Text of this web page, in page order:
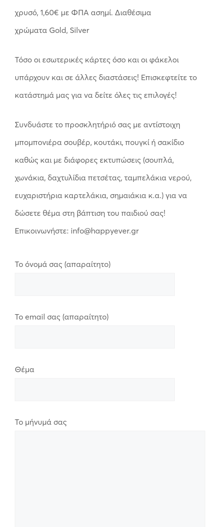
χρυσό, 1,60€ με ΦΠΑ ασημί. Διαθέσιμα
χρώματα Gold, Silver
Τόσο οι εσωτερικές κάρτες όσο και οι φάκελοι
υπάρχουν και σε άλλες διαστάσεις! Επισκεφτείτε το
κατάστημά μας για να δείτε όλες τις επιλογές!
Συνδυάστε το προσκλητήριό σας με αντίστοιχη
μπομπονιέρα σουβέρ, κουτάκι, πουγκί ή σακίδιο
καθώς και με διάφορες εκτυπώσεις (σουπλά,
χωνάκια, δαχτυλίδια πετσέτας, ταμπελάκια νερού,
ευχαριστήρια καρτελάκια, σημαιάκια κ.α.) για να
δώσετε θέμα στη βάπτιση του παιδιού σας!
Επικοινωνήστε: info@happyever.gr
Το όνομά σας (απαραίτητο)
Το email σας (απαραίτητο)
Θέμα
Το μήνυμά σας